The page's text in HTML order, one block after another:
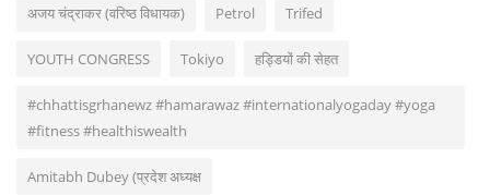
अजय चंद्राकर (वरिष्ठ विधायक) Petrol Trifed
YOUTH CONGRESS Tokiyo हड्डियों की सेहत
#chhattisgrhanewz #hamarawaz #internationalyogaday #yoga
#fitness #healthiswealth
Amitabh Dubey (प्रदेश अध्यक्ष